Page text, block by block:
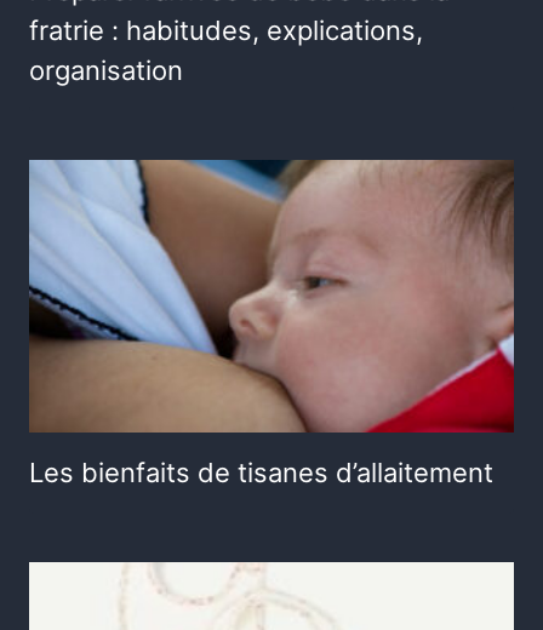
fratrie : habitudes, explications,
organisation
Les bienfaits de tisanes d’allaitement